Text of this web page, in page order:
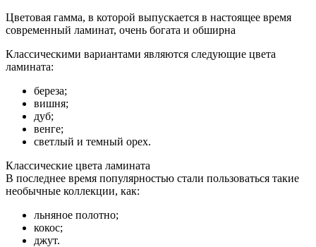
Цветовая гамма, в которой выпускается в настоящее время
современный ламинат, очень богата и обширна
Классическими вариантами являются следующие цвета
ламината:
береза;
вишня;
дуб;
венге;
светлый и темный орех.
Классические цвета ламината
В последнее время популярностью стали пользоваться такие
необычные коллекции, как:
льняное полотно;
кокос;
джут.